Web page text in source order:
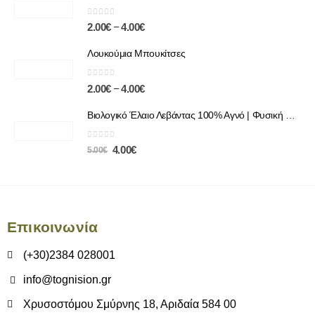
0out of 5
2.00€ – 4.00€
Λουκούμια Μπουκίτσες
0out of 5
2.00€ – 4.00€
0 out of 5
5.00€ 4.00€
Επικοινωνία
(+30)2384 028001
info@tognision.gr
Χρυσοστόμου Σμύρνης 18, Αριδαία 584 00